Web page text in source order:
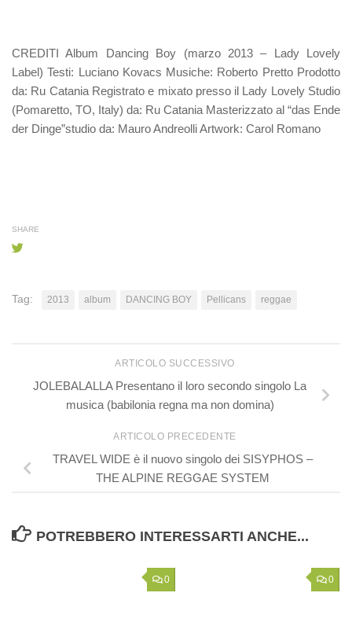
CREDITI Album Dancing Boy (marzo 2013 – Lady Lovely
Label) Testi: Luciano Kovacs Musiche: Roberto Pretto Prodotto
da: Ru Catania Registrato e mixato presso il Lady Lovely Studio
(Pomaretto, TO, Italy) da: Ru Catania Masterizzato al “das Ende
der Dinge”studio da: Mauro Andreolli Artwork: Carol Romano
SHARE
Tag: 2013 album DANCING BOY Pellicans reggae
ARTICOLO SUCCESSIVO
JOLEBALALLA Presentano il loro secondo singolo La
musica (babilonia regna ma non domina)
ARTICOLO PRECEDENTE
TRAVEL WIDE è il nuovo singolo dei SISYPHOS –
THE ALPINE REGGAE SYSTEM
POTREBBERO INTERESSARTI ANCHE...
0 0